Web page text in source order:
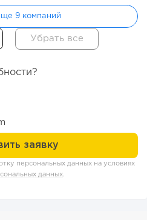
как это влияет на
9 компаний
персональных данных на условиях
данных.